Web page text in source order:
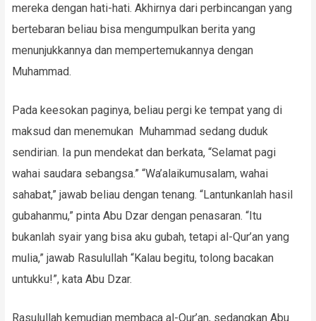
mereka dengan hati-hati. Akhirnya dari perbincangan yang
bertebaran beliau bisa mengumpulkan berita yang
menunjukkannya dan mempertemukannya dengan
Muhammad.
Pada keesokan paginya, beliau pergi ke tempat yang di
maksud dan menemukan Muhammad sedang duduk
sendirian. Ia pun mendekat dan berkata, “Selamat pagi
wahai saudara sebangsa.” “Wa’alaikumusalam, wahai
sahabat,” jawab beliau dengan tenang. “Lantunkanlah hasil
gubahanmu,” pinta Abu Dzar dengan penasaran. “Itu
bukanlah syair yang bisa aku gubah, tetapi al-Qur’an yang
mulia,” jawab Rasulullah “Kalau begitu, tolong bacakan
untukku!”, kata Abu Dzar.
Rasulullah kemudian membaca al-Qur’an, sedangkan Abu